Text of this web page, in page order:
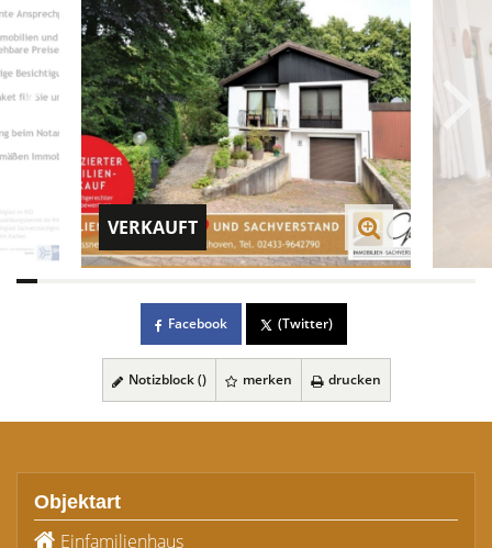
VERKAUFT
Facebook (Twitter)
Notizblock () merken drucken
Objektart
Einfamilienhaus